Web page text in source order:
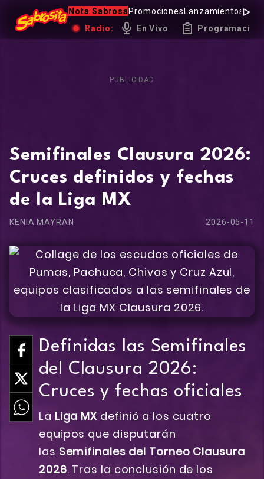
Nota Sabrosa Promociones LanzamientosHot
Radio:
En Vivo Programación
PUBLICIDAD
Semifinales Clausura 2026:
Cruces definidos y fechas
de la Liga MX
KENIA MAYRAN 2026-05-11
Definidas las Semifinales
del Clausura 2026:
Cruces y fechas oficiales
La Liga MX definió a los cuatro
equipos que disputarán
las Semifinales del Torneo Clausura
2026. Tras la conclusión de los